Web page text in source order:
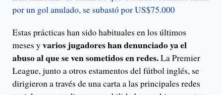
por un gol anulado, se subastó por US$75.000
Estas prácticas han sido habituales en los últimos
meses yvarios jugadores han denunciado ya el
abuso al que se ven sometidos en redes.La Premier
League, junto a otros estamentos del fútbol inglés, se
dirigieron a través de una carta a las principales redes